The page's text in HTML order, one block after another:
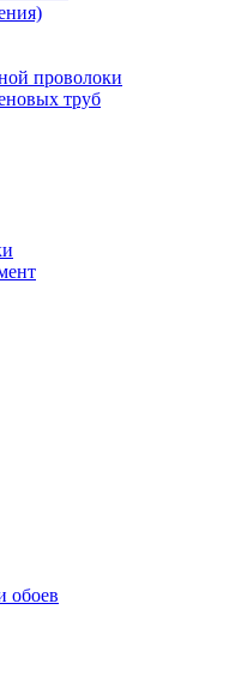
проволоки
труб
обоев